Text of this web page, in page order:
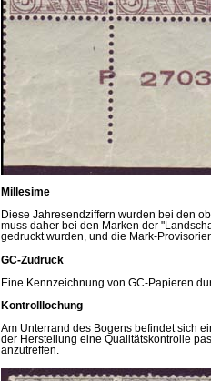
Millesime
Diese Jahresendziffern wurden bei den
muss daher bei den Marken der
gedruckt wurden, und die Mark-
GC-Zudruck
Eine Kennzeichnung von GC-Papieren
Kontrolllochung
Am Unterrand des Bogens befindet sich
der Herstellung eine Qualitätskontrolle
anzutreffen.